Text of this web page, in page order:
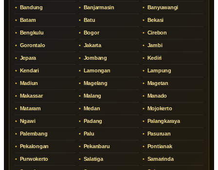
Bandung Banjarmasin Banyuwangi
Batam Batu Bekasi
Bengkulu Bogor Cirebon
Gorontalo Jakarta Jambi
Jepara Jombang Kediri
Kendari Lamongan Lampung
Madiun Magelang Magetan
Makassar Malang Manado
Mataram Medan Mojokerto
Ngawi Padang Palangkaraya
Palembang Palu Pasuruan
Pekalongan Pekanbaru Pontianak
Purwokerto Salatiga Samarinda